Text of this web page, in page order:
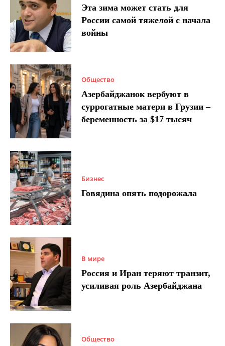
Эта зима может стать для
России самой тяжелой с начала
войны
Общество
Азербайджанок вербуют в
суррогатные матери в Грузии –
беременность за $17 тысяч
Бизнес
Говядина опять подорожала
В мире
Россия и Иран теряют транзит,
усиливая роль Азербайджана
Общество